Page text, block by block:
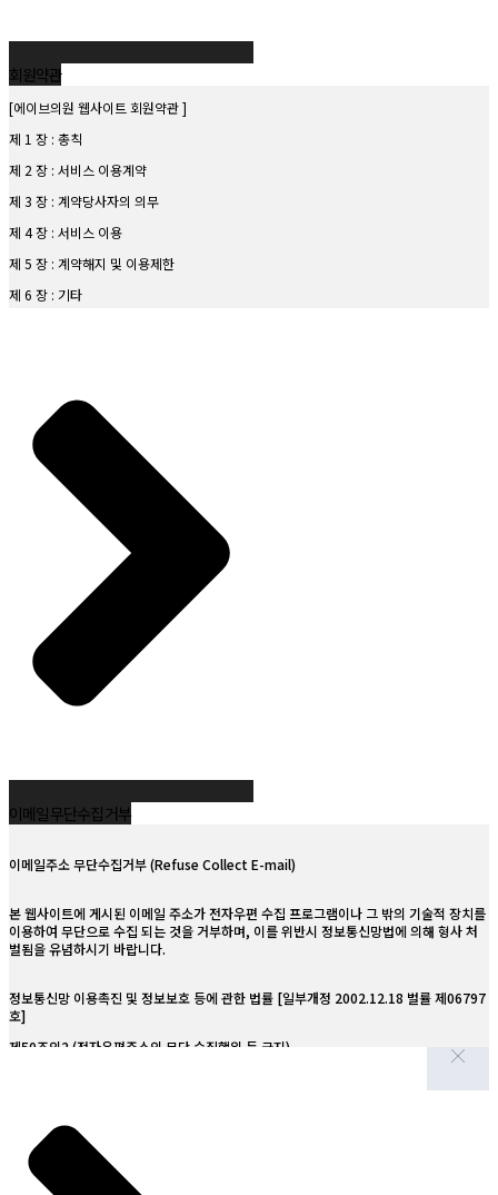
전자파일: 복구 불가능한 방법으로 삭제
종이문서: 분쇄 또는 소각
건강보험심사평가원 등 법령 근거에 따른 제공
제6조. 수집한 개인정보의 취급위탁
제7조. 이용자 및 법정대리인의 권리와 행사방법
만 14세 미만 아동의 경우 법정대리인 동의 필요
열람, 정정, 삭제 요청 가능
제8조. 동의철회 / 회원탈퇴 방법
홈페이지 마이페이지 또는 개인정보책임자에 요청
제9조. 개인정보 자동 수집 장치의 설치/운영 및 거부
쿠키를 통해 접속 정보 자동 수집
브라우저 설정을 통해 거부 가능
소속: BTQ클리닉
이메일:wy.choi1@lingtea.co.kr
전화: 000-000-0000
제11조. 개인정보의 안전성 확보조치
방화벽, 접근제한, 보안교육 등 기술적/관리적 조치 시행
시설 안전 및 화재 예방, 고객 보호
제2조. 설치 위치 및 범위
내부 및 출입구 복도 등
회원약관
[에이브의원 웹사이트 회원약관 ]
제 1 장 : 총칙
제 2 장 : 서비스 이용계약
제 3 장 : 계약당사자의 의무
제 4 장 : 서비스 이용
제 5 장 : 계약해지 및 이용제한
제 6 장 : 기타
및 절차에 관한 사항을 규정함을 목적으로 합니다
제2조(정의)
이 약관에서 사용하는 용어의 정의는 다음 각 호와 같습니다.
1. 이용자 : 본 약관에 따라 본원이 제공하는 서비스를 받는 자
2. 이용계약 : 서비스 이용과 관련하여 본원와 이용자간에 체결하는 계약
3. 가입 : 본원이 제공하는 신청서 양식에 해당 정보를 기입하고, 본 약관에 동의하여 서비
스 이용계약을 완료시키는 행위
4. 회원 : 당 사이트에 회원가입에 필요한 개인정보를 제공하여 회원 등록을 한 자
5. 이용자번호(ID) : 회원 식별과 회원의 서비스 이용을 위하여 이용자가 선정하고 본원이
승인하는
영문자와 숫자의 조합(하나의 주민등록번호에 하나의 ID만 발급 가능함)
제3조(약관의 효력과 변경)
사용할 경우 약관의 변경 사항에 동의한 것으로 간주됩니다
로써 효력이 발생됩니다.
② 본원은 필요하다고 인정되는 경우 이 약관의 내용을 변경할 수 있으며, 변경된 약관은
서비스를 계속 사용할 경우 약관의 변경 사항에 동의한 것으로 간주됩니다.
③ 이용자가 변경된 약관에 동의하지 않는 경우 서비스 이용을 중단하고 본인의 회원등록
을 취소할 수 있으며, 계속 사용하시는 경우에는 약관 변경에 동의한 것으로
이 약관에 명시되지 않은 사항은 전기통신기본법, 전기통신사업법 및 기타 관련법령의 규
정에 따릅니다.
제2장 서비스 이용계약
이메일 무단수집 거부
이메일주소 무단수집거부 (Refuse Collect E-mail)
본 웹사이트에 게시된 이메일 주소가 전자우편 수집 프로그램이나 그 밖의 기술적 장치를
이용하여 무단으로 수집 되는 것을 거부하며, 이를 위반시 정보통신망법에 의해 형사 처
벌됨을 유념하시기 바랍니다.
정보통신망 이용촉진 및 정보보호 등에 관한 법률 [일부개정 2002.12.18 벌률 제06797
호]
제50조의2 (전자우편주소의 무단 수집행위 등 금지)
누구든지 전자우편주소의 수집을 거부하는 의가사 명시된 인터넷 홈페이지에서 자동으로
집하여서는 아니된다.
누구든지 제1항의 규정을 위반하여 수집된 전자우편주소를 판매·유통하여서는 아니된